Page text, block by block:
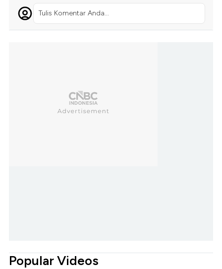
Tulis Komentar Anda...
Popular Videos